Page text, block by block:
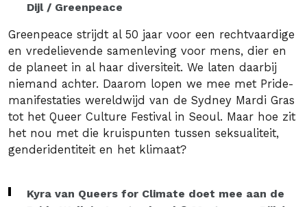
Dijl / Greenpeace
Greenpeace strijdt al 50 jaar voor een rechtvaardige
en vredelievende samenleving voor mens, dier en
de planeet in al haar diversiteit. We laten daarbij
niemand achter. Daarom lopen we mee met Pride-
manifestaties wereldwijd van de Sydney Mardi Gras
tot het Queer Culture Festival in Seoul. Maar hoe zit
het nou met die kruispunten tussen seksualiteit,
genderidentiteit en het klimaat?
Kyra van Queers for Climate doet mee aan de